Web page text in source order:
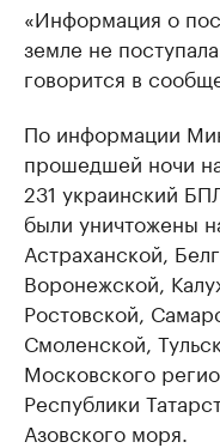
«Информация о
земле не
говорится в
По информации
прошедшей ночи
231 украинский
были уничтожены
Астраханской,
Воронежской,
Ростовской,
Смоленской,
Московского
Республики
Азовского моря.